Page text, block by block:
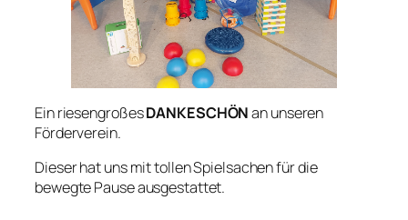
Ein riesengroßesDANKESCHÖNan unseren
Förderverein.
Dieser hat uns mit tollen Spielsachen für die
bewegte Pause ausgestattet.